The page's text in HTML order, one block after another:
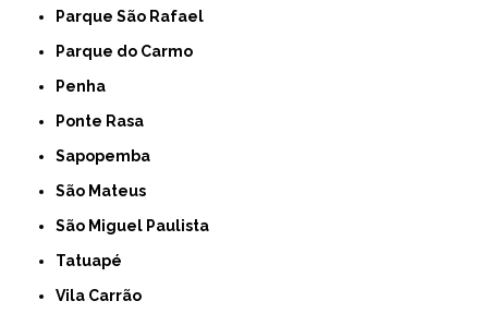
Parque São Rafael
Parque do Carmo
Penha
Ponte Rasa
Sapopemba
São Mateus
São Miguel Paulista
Tatuapé
Vila Carrão